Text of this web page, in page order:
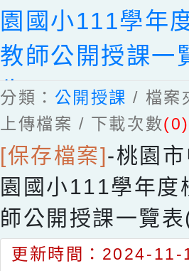
園國小111學年
教師公開授課一
告)
分類： 公開授課 / 檔案
上傳檔案 / 下載次數(0)
[保存檔案]-桃園
園國小111學年度
師公開授課一覽
更新時間：2024-